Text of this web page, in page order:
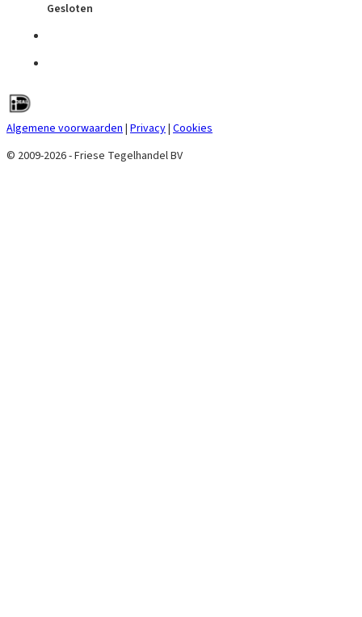
Gesloten
Algemene voorwaarden| Privacy| Cookies
© 2009-2026 - Friese Tegelhandel BV